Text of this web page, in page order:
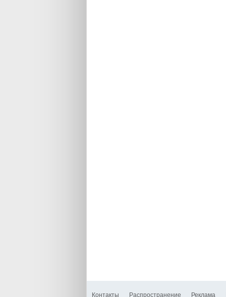
Контакты Распространение Реклама